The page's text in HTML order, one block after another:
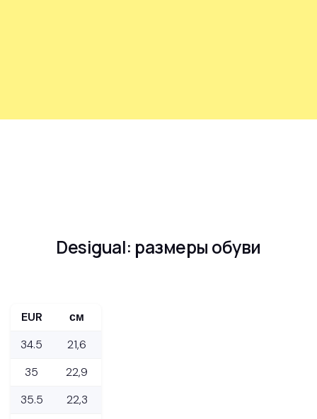
Desigual: размеры обуви
EUR
см
34.5
21,6
35
22,9
35.5
22,3